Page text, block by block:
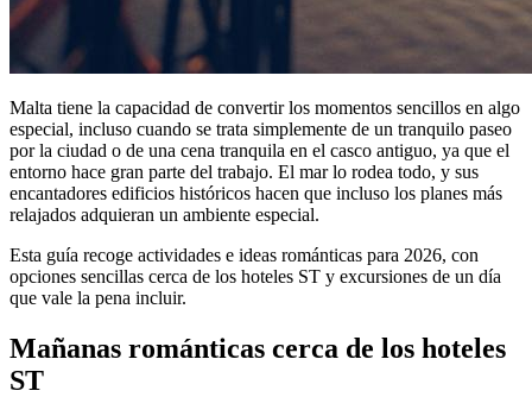
Malta tiene la capacidad de convertir los momentos sencillos en algo
especial, incluso cuando se trata simplemente de un tranquilo paseo
por la ciudad o de una cena tranquila en el casco antiguo, ya que el
entorno hace gran parte del trabajo. El mar lo rodea todo, y sus
encantadores edificios históricos hacen que incluso los planes más
relajados adquieran un ambiente especial.
Esta guía recoge actividades e ideas románticas para 2026, con
opciones sencillas cerca de los hoteles ST y excursiones de un día
que vale la pena incluir.
Mañanas románticas cerca de los hoteles
ST